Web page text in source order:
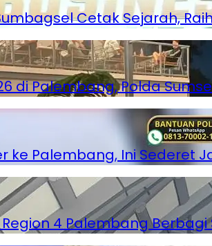
Cetak Sejarah,
di Palembang, Polda
ke Palembang, Ini Sederet
Region 4 Palembang